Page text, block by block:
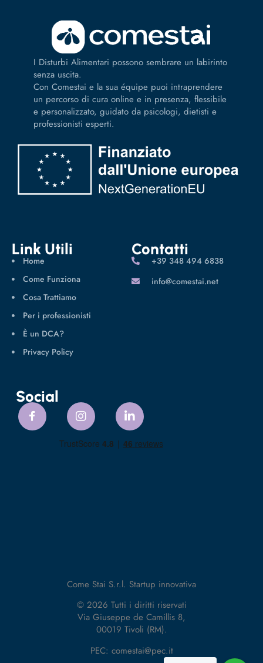
I Disturbi Alimentari possono sembrare un labirinto
senza uscita.
Con Comestai e la sua équipe puoi intraprendere
un percorso di cura online e in presenza, flessibile
e personalizzato, guidato da psicologi, dietisti e
professionisti esperti.
Link Utili
Home
Come Funziona
Cosa Trattiamo
Per i professionisti
È un DCA?
Privacy Policy
Contatti
‪+39 348 494 6838
info@comestai.net
Social
Come Stai S.r.l. Startup innovativa
© 2026 Tutti i diritti riservati
Via Giuseppe de Camillis 8,
00019 Tivoli (RM).
PEC: comestai@pec.it